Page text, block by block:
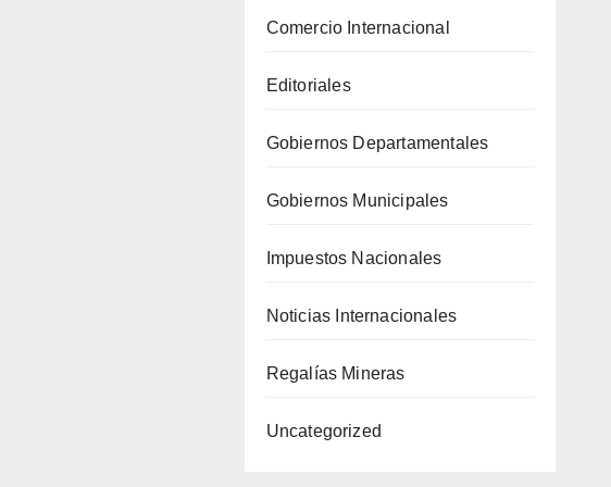
Comercio Internacional
Editoriales
Gobiernos Departamentales
Gobiernos Municipales
Impuestos Nacionales
Noticias Internacionales
Regalías Mineras
Uncategorized